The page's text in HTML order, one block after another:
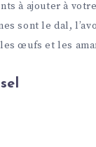
à ajouter à
sont le dal,
œufs et les